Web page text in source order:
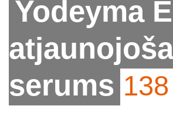
Yodeyma
serums 138